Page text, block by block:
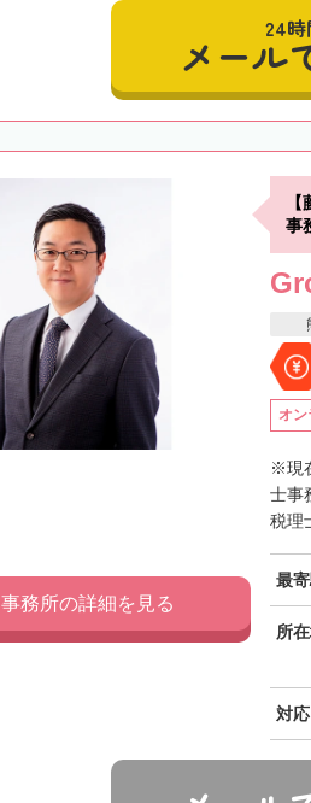
24
メール
事
オ
※現
士事
税理
最
所
対
事務所の詳細を見る